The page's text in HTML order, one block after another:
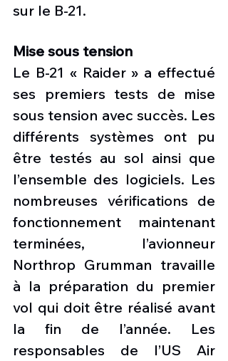
sur le B-21.
Mise sous tension
Le B-21 « Raider » a effectué
ses premiers tests de mise
sous tension avec succès. Les
différents systèmes ont pu
être testés au sol ainsi que
l’ensemble des logiciels. Les
nombreuses vérifications de
fonctionnement maintenant
terminées, l’avionneur
Northrop Grumman travaille
à la préparation du premier
vol qui doit être réalisé avant
la fin de l’année. Les
responsables de l’US Air